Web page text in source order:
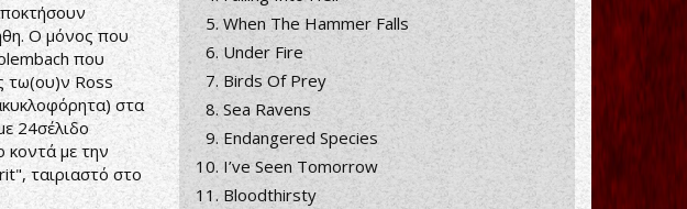
Ο μόνος που
που
τω(ου)ν Ross
στα
24σέλιδο
κοντά με την
ταιριαστό στο
When The Hammer Falls
Under Fire
Birds Of Prey
Sea Ravens
Endangered Species
I’ve Seen Tomorrow
Bloodthirsty